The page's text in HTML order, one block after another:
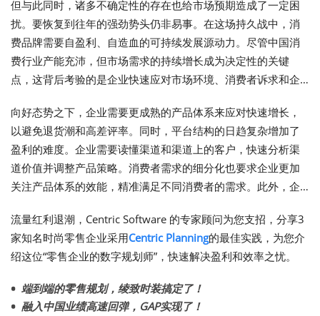
但与此同时，诸多不确定性的存在也给市场预期造成了一定困
扰。要恢复到往年的强劲势头仍非易事。在这场持久战中，消
费品牌需要自盈利、自造血的可持续发展源动力。尽管中国消
费行业产能充沛，但市场需求的持续增长成为决定性的关键
点，这背后考验的是企业快速应对市场环境、消费者诉求和企
向好态势之下，企业需要更成熟的产品体系来应对快速增长，
以避免退货潮和高差评率。同时，平台结构的日趋复杂增加了
盈利的难度。企业需要读懂渠道和渠道上的客户，快速分析渠
道价值并调整产品策略。消费者需求的细分化也要求企业更加
关注产品体系的效能，精准满足不同消费者的需求。此外，企
节，以压缩成本并提升盈利能力。
流量红利退潮，Centric Software 的专家顾问为您支招，分享3
家知名时尚零售企业采用Centric Planning的最佳实践，为您介
绍这位“零售企业的数字规划师”，快速解决盈利和效率之忧。
端到端的零售规划，绫致时装搞定了！
融入中国业绩高速回弹， GAP实现了！